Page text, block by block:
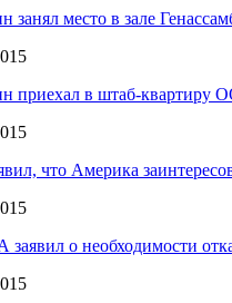
занял место в зале
приехал в штаб-квартиру
что Америка
о необходимости